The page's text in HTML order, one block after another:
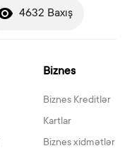
4632 Baxış
Biznes
Biznes Kreditlər
Kartlar
Biznes xidmətlər